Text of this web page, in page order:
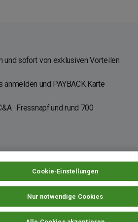
und sofort von exklusiven Vorteilen
und PAYBACK Karte
· Fressnapf und rund 700
Cookie-Einstellungen
Nur notwendige Cookies